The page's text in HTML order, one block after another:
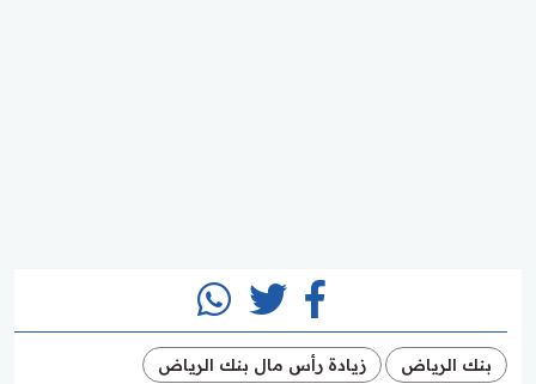
بنك الرياض زيادة رأس مال بنك الرياض